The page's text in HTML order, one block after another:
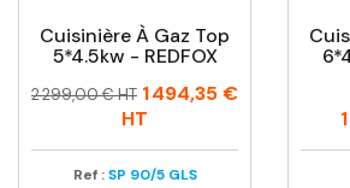
Cuisinière À Gaz Top
5*4.5kw - REDFOX
Prix
Prix
2 299,00 € HT 1 494,35 €
HT
Ref : SP 90/5 GLS